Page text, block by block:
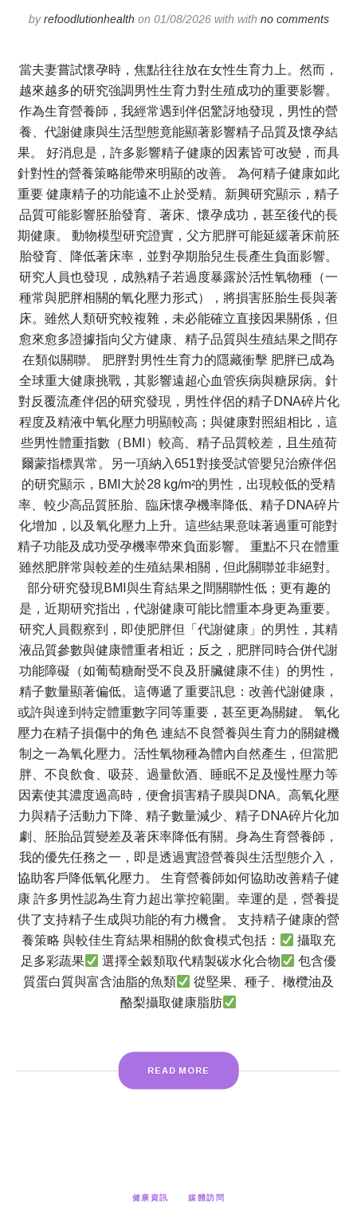
byrefoodlutionhealth on 01/08/2026 with with no comments
當夫妻嘗試懷孕時，焦點往往放在女性生育力上。然而，
越來越多的研究強調男性生育力對生殖成功的重要影響。
作為生育營養師，我經常遇到伴侶驚訝地發現，男性的營
養、代謝健康與生活型態竟能顯著影響精子品質及懷孕結
果。 好消息是，許多影響精子健康的因素皆可改變，而具
針對性的營養策略能帶來明顯的改善。 為何精子健康如此
重要 健康精子的功能遠不止於受精。新興研究顯示，精子
品質可能影響胚胎發育、著床、懷孕成功，甚至後代的長
期健康。 動物模型研究證實，父方肥胖可能延緩著床前胚
胎發育、降低著床率，並對孕期胎兒生長產生負面影響。
研究人員也發現，成熟精子若過度暴露於活性氧物種（一
種常與肥胖相關的氧化壓力形式），將損害胚胎生長與著
床。雖然人類研究較複雜，未必能確立直接因果關係，但
愈來愈多證據指向父方健康、精子品質與生殖結果之間存
在類似關聯。 肥胖對男性生育力的隱藏衝擊 肥胖已成為
全球重大健康挑戰，其影響遠超心血管疾病與糖尿病。針
對反覆流產伴侶的研究發現，男性伴侶的精子DNA碎片化
程度及精液中氧化壓力明顯較高；與健康對照組相比，這
些男性體重指數（BMI）較高、精子品質較差，且生殖荷
爾蒙指標異常。另一項納入651對接受試管嬰兒治療伴侶
的研究顯示，BMI大於28 kg/m²的男性，出現較低的受精
率、較少高品質胚胎、臨床懷孕機率降低、精子DNA碎片
化增加，以及氧化壓力上升。這些結果意味著過重可能對
精子功能及成功受孕機率帶來負面影響。 重點不只在體重
雖然肥胖常與較差的生殖結果相關，但此關聯並非絕對。
部分研究發現BMI與生育結果之間關聯性低；更有趣的
是，近期研究指出，代謝健康可能比體重本身更為重要。
研究人員觀察到，即使肥胖但「代謝健康」的男性，其精
液品質參數與健康體重者相近；反之，肥胖同時合併代謝
功能障礙（如葡萄糖耐受不良及肝臟健康不佳）的男性，
精子數量顯著偏低。這傳遞了重要訊息：改善代謝健康，
或許與達到特定體重數字同等重要，甚至更為關鍵。 氧化
壓力在精子損傷中的角色 連結不良營養與生育力的關鍵機
制之一為氧化壓力。活性氧物種為體內自然產生，但當肥
胖、不良飲食、吸菸、過量飲酒、睡眠不足及慢性壓力等
因素使其濃度過高時，便會損害精子膜與DNA。高氧化壓
力與精子活動力下降、精子數量減少、精子DNA碎片化加
劇、胚胎品質變差及著床率降低有關。身為生育營養師，
我的優先任務之一，即是透過實證營養與生活型態介入，
協助客戶降低氧化壓力。 生育營養師如何協助改善精子健
康 許多男性認為生育力超出掌控範圍。幸運的是，營養提
供了支持精子生成與功能的有力機會。 支持精子健康的營
養策略 與較佳生育結果相關的飲食模式包括：
攝取充
足多彩蔬果
選擇全穀類取代精製碳水化合物
包含優
質蛋白質與富含油脂的魚類
從堅果、種子、橄欖油及
酪梨攝取健康脂肪
READ MORE
健康資訊 媒體訪問